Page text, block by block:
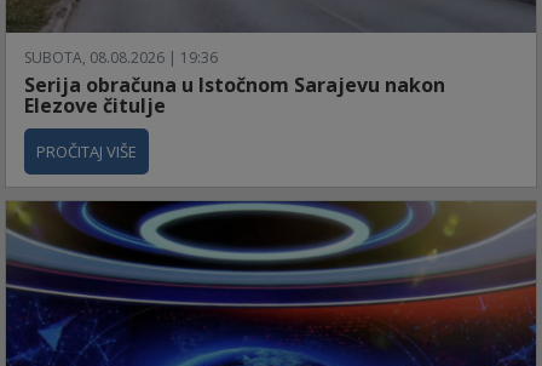
SUBOTA, 08.08.2026 | 19:36
Serija obračuna u Istočnom Sarajevu nakon
Elezove čitulje
PROČITAJ VIŠE